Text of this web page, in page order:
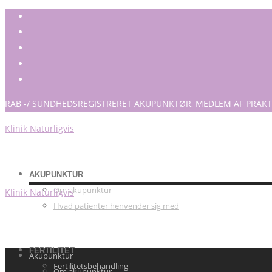
RAB -/ SUNDHEDSREGISTRERET AKUPUNKTØR, MEDLEM AF
Klinik Naturligvis
AKUPUNKTUR
Om akupunktur
Hvad patienter henvender sig med
FERTILITET
Fertilitetsbehandling
Klinik Naturligvis
Akupunktur